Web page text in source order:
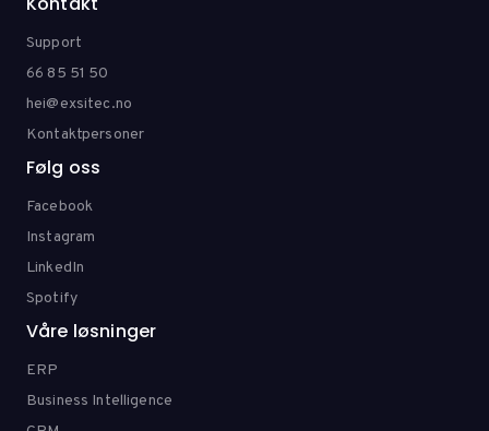
Support
66 85 51 50
hei@exsitec.no
Kontaktpersoner
Følg oss
Facebook
Instagram
LinkedIn
Spotify
Våre løsninger
ERP
Business Intelligence